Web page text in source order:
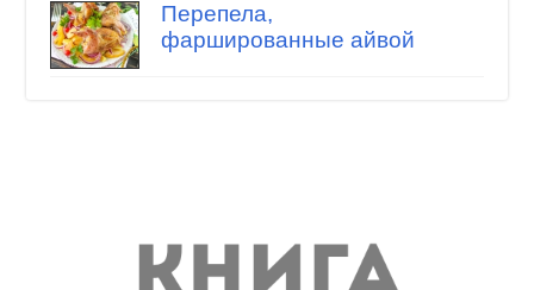
Перепела,
фаршированные айвой